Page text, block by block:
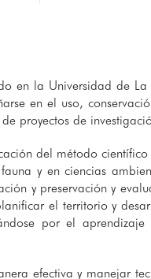
en la Universidad de
en el uso,
proyectos de
del método
y en ciencias
y preservación y
el territorio y
por el
efectiva y manejar